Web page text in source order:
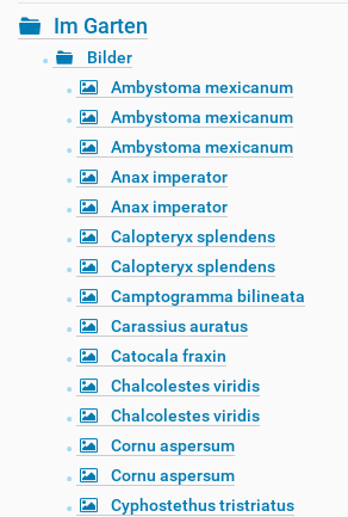
Im Garten
Bilder
Ambystoma mexicanum
Ambystoma mexicanum
Ambystoma mexicanum
Anax imperator
Anax imperator
Calopteryx splendens
Calopteryx splendens
Camptogramma bilineata
Carassius auratus
Catocala fraxin
Chalcolestes viridis
Chalcolestes viridis
Cornu aspersum
Cornu aspersum
Cyphostethus tristriatus